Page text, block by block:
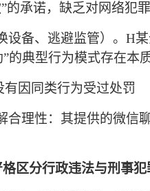
的承诺，缺乏对网络犯
备、逃避监管） 。 H某
的典型行为模式存在本
有 因同类行为受过处罚
合理性：其提供的微信
区分行政违法与刑事犯